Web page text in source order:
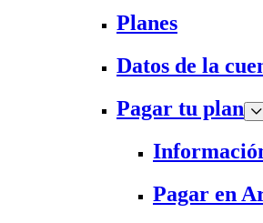
Planes
Datos de la
Pagar tu plan
Pagar en